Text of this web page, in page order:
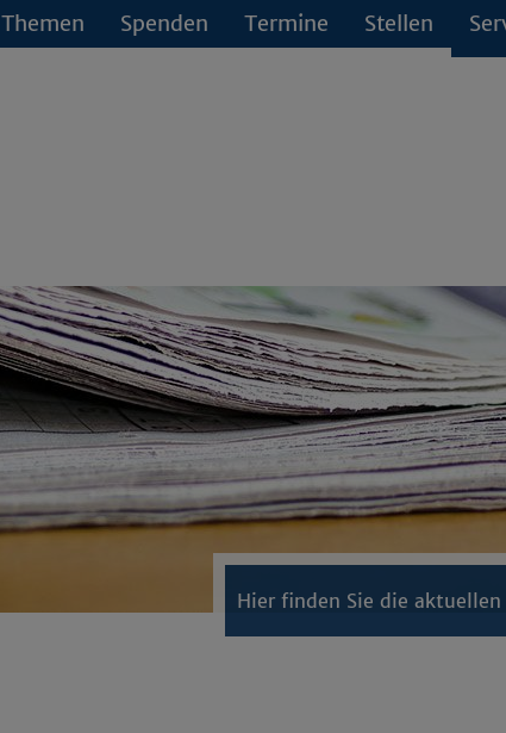
Themen Spenden Termine Stellen
Hier finden Sie die